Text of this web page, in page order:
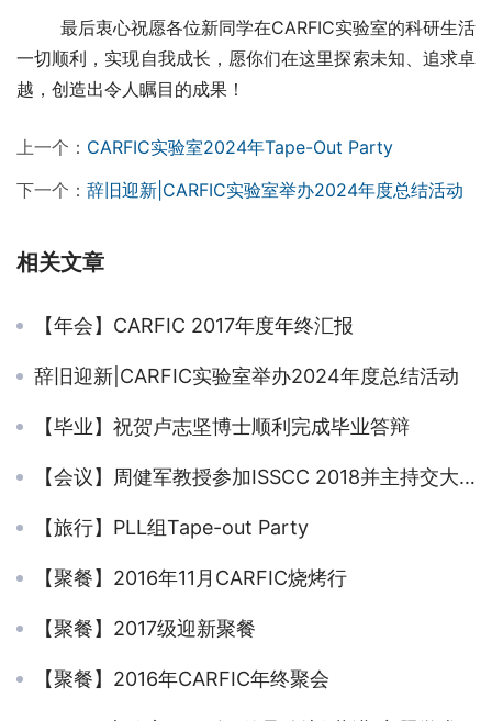
一切顺利，实现自我成长，愿你们在这里探索未知、追求卓
越，创造出令人瞩目的成果！
上一个： CARFIC实验室2024年Tape-Out Party
下一个： 辞旧迎新|CARFIC实验室举办2024年度总结活动
相关文章
【年会】CARFIC 2017年度年终汇报
辞旧迎新|CARFIC实验室举办2024年度总结活动
【毕业】祝贺卢志坚博士顺利完成毕业答辩
【会议】周健军教授参加ISSCC 2018并主持交大复旦联合校友会
【旅行】PLL组Tape-out Party
【聚餐】2016年11月CARFIC烧烤行
【聚餐】2017级迎新聚餐
【聚餐】2016年CARFIC年终聚会